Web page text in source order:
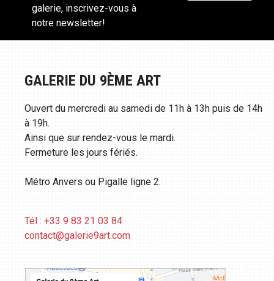
galerie, inscrivez-vous à
notre newsletter!
GALERIE DU 9ÈME ART
Ouvert du mercredi au samedi de 11h à 13h puis de 14h
à 19h.
Ainsi que sur rendez-vous le mardi.
Fermeture les jours fériés.
Métro Anvers ou Pigalle ligne 2.
Tél : +33 9 83 21 03 84
contact@galerie9art.com